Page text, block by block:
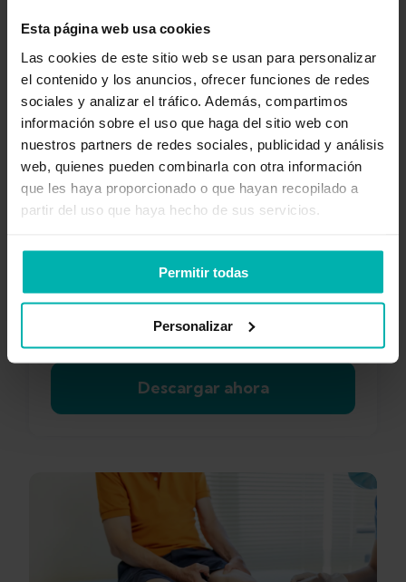
Esta página web usa cookies
Las cookies de este sitio web se usan para personalizar
el contenido y los anuncios, ofrecer funciones de redes
sociales y analizar el tráfico. Además, compartimos
información sobre el uso que haga del sitio web con
nuestros partners de redes sociales, publicidad y análisis
web, quienes pueden combinarla con otra información
que les haya proporcionado o que hayan recopilado a
partir del uso que haya hecho de sus servicios.
Permitir todas
Personalizar
Obtén
Exakt
Health
Descargar ahora